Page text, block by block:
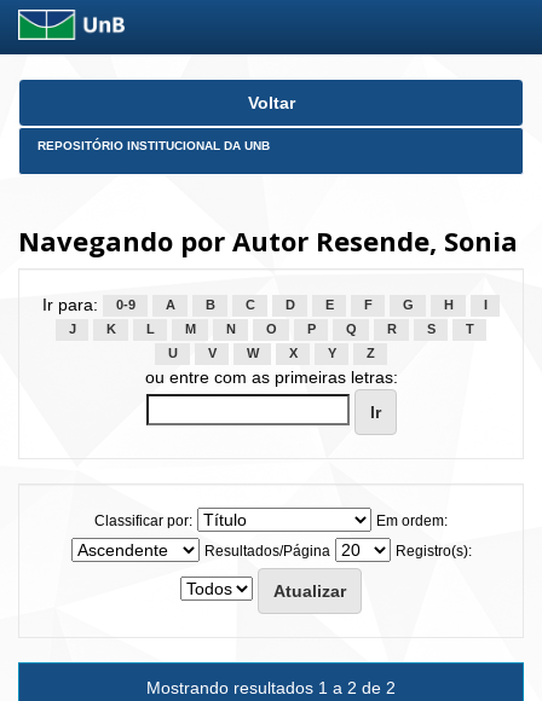
Skip
Voltar
REPOSITÓRIO INSTITUCIONAL DA UNB
Navegando por Autor Resende, Sonia
Ir para: 0-9 A B C D E F G H
J
K L M N O P Q R S
T
U
V W X Y Z
ou entre com as primeiras letras:
Classificar por:
Em ordem:
Resultados/Página
Registro(s):
Mostrando resultados 1 a 2 de 2